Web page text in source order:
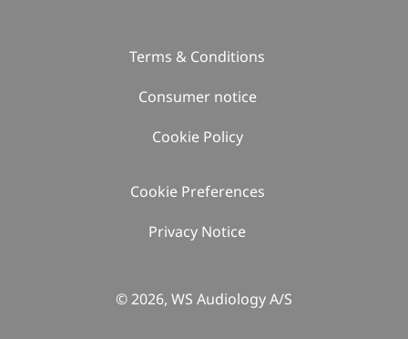
Terms & Conditions
Consumer notice
Cookie Policy
Cookie Preferences
Privacy Notice
© 2026, WS Audiology A/S